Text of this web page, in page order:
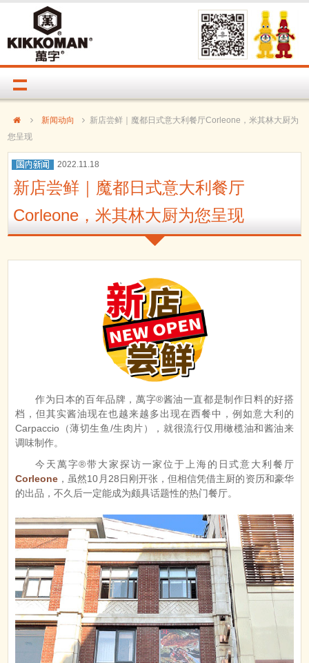
新闻动向
新店尝鲜｜魔都日式意大利餐厅Corleone，米其林大厨为
您呈现
2022.11.18
新店尝鲜｜魔都日式意大利餐厅
Corleone，米其林大厨为您呈现
作为日本的百年品牌，萬字®酱油一直都是制作日料的好搭
档，但其实酱油现在也越来越多出现在西餐中，例如意大利的
Carpaccio（薄切生鱼/生肉片），就很流行仅用橄榄油和酱油来
调味制作。
今天萬字®带大家探访一家位于上海的日式意大利餐厅
Corleone ，虽然10月28日刚开张，但相信凭借主厨的资历和豪华
的出品，不久后一定能成为颇具话题性的热门餐厅。